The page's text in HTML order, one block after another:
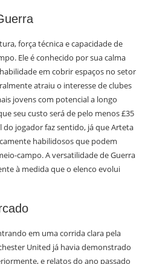
força técnica e capacidade de
Ele é conhecido por sua calma
em cobrir espaços no setor
atraiu o interesse de clubes
jovens com potencial a longo
seu custo será de pelo menos £35
do jogador faz sentido, já que Arteta
habilidosos que podem
campo. A versatilidade de Guerra
à medida que o elenco evolui
em uma corrida clara pela
United já havia demonstrado
e relatos do ano passado